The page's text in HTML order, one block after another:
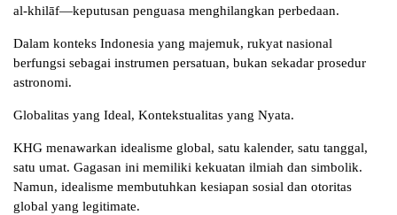
al-khilāf—keputusan penguasa menghilangkan perbedaan.
Dalam konteks Indonesia yang majemuk, rukyat nasional
berfungsi sebagai instrumen persatuan, bukan sekadar prosedur
astronomi.
Globalitas yang Ideal, Kontekstualitas yang Nyata.
KHG menawarkan idealisme global, satu kalender, satu tanggal,
satu umat. Gagasan ini memiliki kekuatan ilmiah dan simbolik.
Namun, idealisme membutuhkan kesiapan sosial dan otoritas
global yang legitimate.